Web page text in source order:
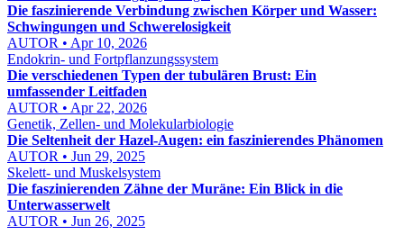
Die faszinierende Verbindung zwischen Körper und Wasser:
Schwingungen und Schwerelosigkeit
AUTOR • Apr 10, 2026
Endokrin- und Fortpflanzungssystem
Die verschiedenen Typen der tubulären Brust: Ein
umfassender Leitfaden
AUTOR • Apr 22, 2026
Genetik, Zellen- und Molekularbiologie
Die Seltenheit der Hazel-Augen: ein faszinierendes Phänomen
AUTOR • Jun 29, 2025
Skelett- und Muskelsystem
Die faszinierenden Zähne der Muräne: Ein Blick in die
Unterwasserwelt
AUTOR • Jun 26, 2025